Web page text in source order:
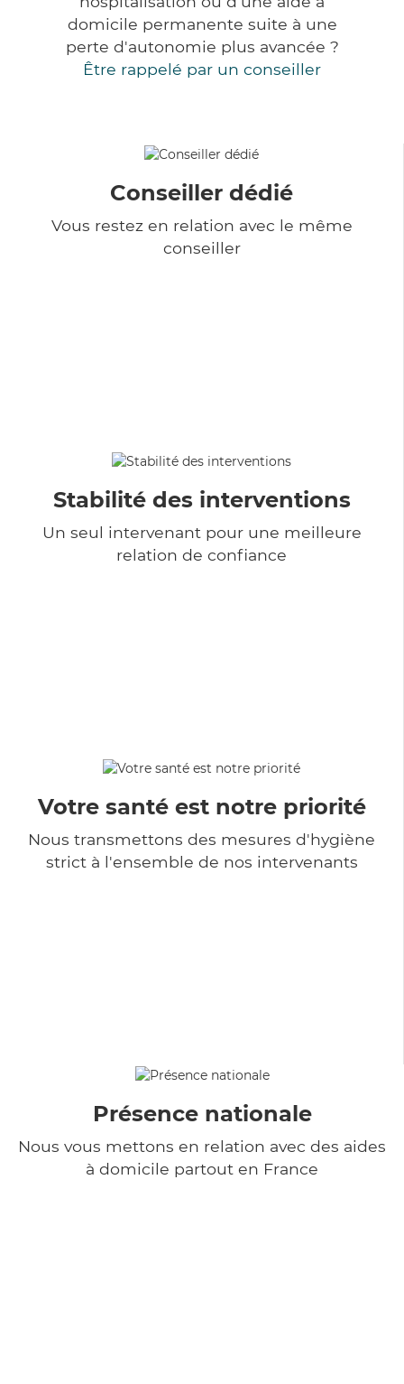
domicile permanente suite à une
perte d'autonomie plus avancée ?
Être rappelé par un conseiller
Conseiller dédié
Vous restez en relation avec le même
conseiller
Stabilité des interventions
Un seul intervenant pour une meilleure
relation de confiance
Votre santé est notre priorité
Nous transmettons des mesures d'hygiène
strict à l'ensemble de nos intervenants
Présence nationale
Nous vous mettons en relation avec des aides
à domicile partout en France